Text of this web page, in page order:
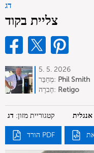
דג
צליית בקוד
5. 5. 2026
מְחַבֵּר: Phil Smith
חֶברָה: Retigo
קטגוריית מזון: דג אנגלית
הורד PDF